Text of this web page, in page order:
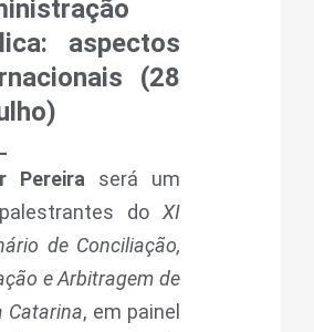
aspectos
(28
Pereira será um
do XI
de Conciliação,
e Arbitragem de
Catarina, em painel